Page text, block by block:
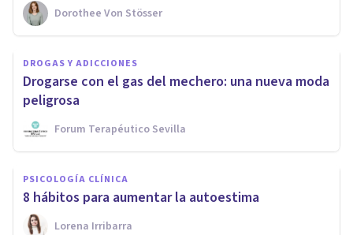
Dorothee Von Stösser
DROGAS Y ADICCIONES
Drogarse con el gas del mechero: una nueva moda
peligrosa
Forum Terapéutico Sevilla
PSICOLOGÍA CLÍNICA
8 hábitos para aumentar la autoestima
Lorena Irribarra